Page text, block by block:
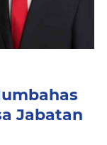
Jabatan